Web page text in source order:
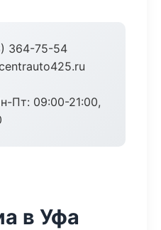
364-75-54
Пт: 09:00-21:00,
в Уфа